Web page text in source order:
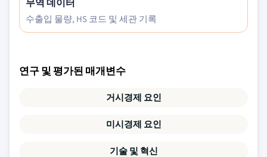
무역 데이터
수출입 물량, HS 코드 및 세관 기록
연구 및 평가된 매개변수
거시경제 요인
미시경제 요인
기술 및 혁신